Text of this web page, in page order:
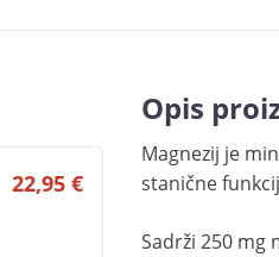
Opis
Magnezij je
stanične
Sadrži 250 mg
22,95 €